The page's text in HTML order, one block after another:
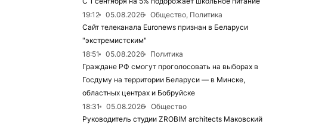
19:12
05.08.2026
Общество, Политика
Сайт телеканала Euronews признан в Беларуси
"экстремистским"
18:51
05.08.2026
Политика
Граждане РФ смогут проголосовать на выборах в
Госдуму на территории Беларуси — в Минске,
областных центрах и Бобруйске
18:31
05.08.2026
Общество
Руководитель студии ZROBIM architects Маковский